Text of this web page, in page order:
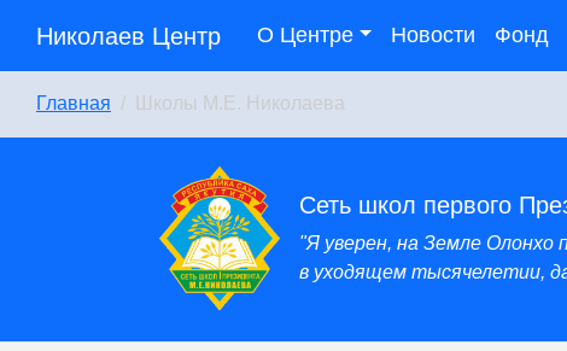
Николаев Центр О Центре Новости Фонд
Главная Школы М.Е. Николаева
Сеть школ первого
"Я уверен, на Земле Олонхо
в уходящем тысячелетии,